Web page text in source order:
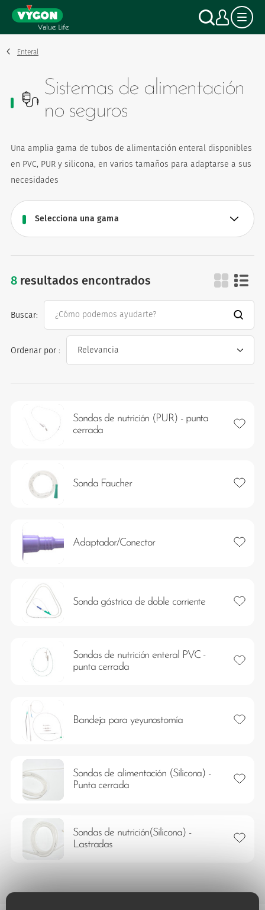
Panel de gestión de cookies
contenido
principal
Buscar
Mi
Enteral
Sistemas de alimentación
no seguros
Una amplia gama de tubos de alimentación enteral disponibles
en PVC, PUR y silicona, en varios tamaños para adaptarse a sus
necesidades
8resultados encontrados sistemas de
Ordenar por :
Buscar:
Sondas de nutrición (PUR) - punta
cerrada
Añadir
Sonda Faucher Añadir
Adaptador/Conector Añadir
Sonda gástrica de doble corriente Añadir
Sondas de nutrición enteral PVC -
punta cerrada
Añadir
Bandeja para yeyunostomía Añadir
Sondas de alimentación (Silicona) -
Punta cerrada
Añadir
Sondas de nutrición(Silicona) -
Lastradas
Añadir